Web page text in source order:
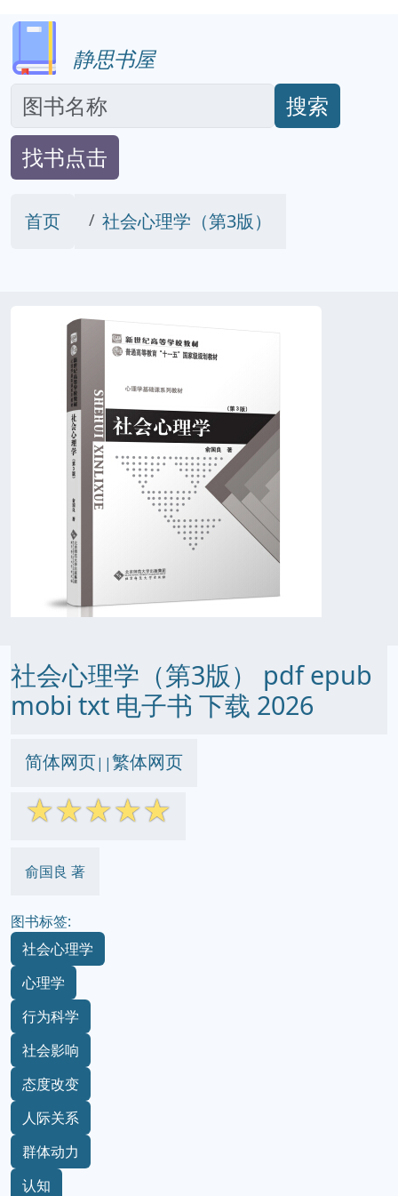
静思书屋
搜索
找书点击
首页 社会心理学（第3版）
社会心理学（第3版） pdf epub
mobi txt 电子书 下载 2026
简体网页||繁体网页
☆☆☆☆☆
俞国良 著
图书标签:
社会心理学
心理学
行为科学
社会影响
态度改变
人际关系
群体动力
认知